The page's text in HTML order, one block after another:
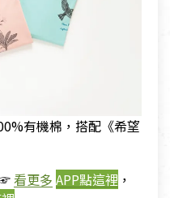
有機棉，搭配《希望
看更多 APP點這裡 ，